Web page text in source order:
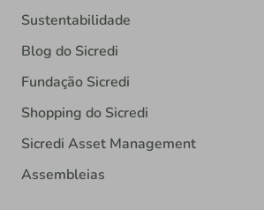
Sustentabilidade
Blog do Sicredi
Fundação Sicredi
Shopping do Sicredi
Sicredi Asset Management
Assembleias